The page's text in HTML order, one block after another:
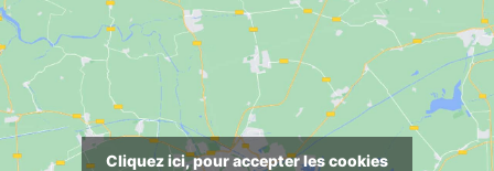
Cliquez ici, pour accepter les cookies